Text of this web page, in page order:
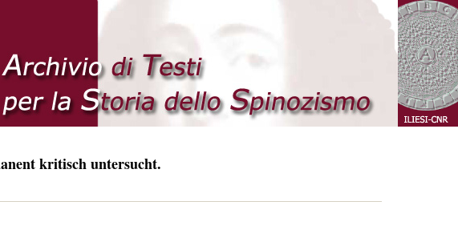
kritisch untersucht.